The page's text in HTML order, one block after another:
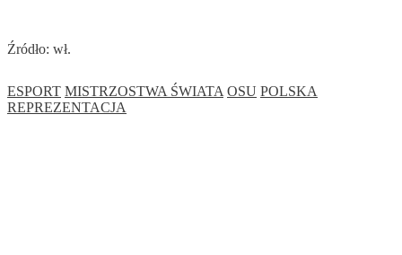
Źródło: wł.
ESPORT MISTRZOSTWA ŚWIATA OSU POLSKA
REPREZENTACJA